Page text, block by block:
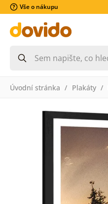
Vše o nákupu
Úvodní stránka Plakáty